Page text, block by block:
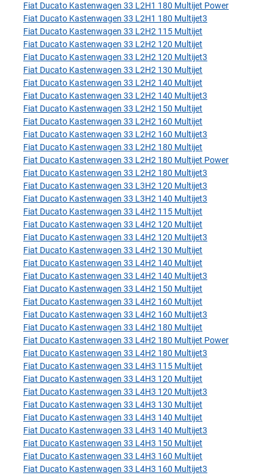
Fiat Ducato Kastenwagen 33 L2H1 180 Multijet Power
Fiat Ducato Kastenwagen 33 L2H1 180 Multijet3
Fiat Ducato Kastenwagen 33 L2H2 115 Multijet
Fiat Ducato Kastenwagen 33 L2H2 120 Multijet
Fiat Ducato Kastenwagen 33 L2H2 120 Multijet3
Fiat Ducato Kastenwagen 33 L2H2 130 Multijet
Fiat Ducato Kastenwagen 33 L2H2 140 Multijet
Fiat Ducato Kastenwagen 33 L2H2 140 Multijet3
Fiat Ducato Kastenwagen 33 L2H2 150 Multijet
Fiat Ducato Kastenwagen 33 L2H2 160 Multijet
Fiat Ducato Kastenwagen 33 L2H2 160 Multijet3
Fiat Ducato Kastenwagen 33 L2H2 180 Multijet
Fiat Ducato Kastenwagen 33 L2H2 180 Multijet Power
Fiat Ducato Kastenwagen 33 L2H2 180 Multijet3
Fiat Ducato Kastenwagen 33 L3H2 120 Multijet3
Fiat Ducato Kastenwagen 33 L3H2 140 Multijet3
Fiat Ducato Kastenwagen 33 L4H2 115 Multijet
Fiat Ducato Kastenwagen 33 L4H2 120 Multijet
Fiat Ducato Kastenwagen 33 L4H2 120 Multijet3
Fiat Ducato Kastenwagen 33 L4H2 130 Multijet
Fiat Ducato Kastenwagen 33 L4H2 140 Multijet
Fiat Ducato Kastenwagen 33 L4H2 140 Multijet3
Fiat Ducato Kastenwagen 33 L4H2 150 Multijet
Fiat Ducato Kastenwagen 33 L4H2 160 Multijet
Fiat Ducato Kastenwagen 33 L4H2 160 Multijet3
Fiat Ducato Kastenwagen 33 L4H2 180 Multijet
Fiat Ducato Kastenwagen 33 L4H2 180 Multijet Power
Fiat Ducato Kastenwagen 33 L4H2 180 Multijet3
Fiat Ducato Kastenwagen 33 L4H3 115 Multijet
Fiat Ducato Kastenwagen 33 L4H3 120 Multijet
Fiat Ducato Kastenwagen 33 L4H3 120 Multijet3
Fiat Ducato Kastenwagen 33 L4H3 130 Multijet
Fiat Ducato Kastenwagen 33 L4H3 140 Multijet
Fiat Ducato Kastenwagen 33 L4H3 140 Multijet3
Fiat Ducato Kastenwagen 33 L4H3 150 Multijet
Fiat Ducato Kastenwagen 33 L4H3 160 Multijet
Fiat Ducato Kastenwagen 33 L4H3 160 Multijet3